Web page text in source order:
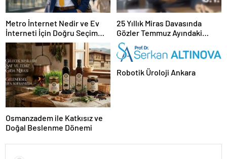
Metro İnternet Nedir ve Ev
İnterneti İçin Doğru Seçim
Nasıl Yapılır
25 Yıllık Miras Davasında
Gözler Temmuz Ayındaki
Karar Duruşmasına Çevrildi
Osmanzadem ile Katkısız ve
Doğal Beslenme Dönemi
Robotik Üroloji Ankara